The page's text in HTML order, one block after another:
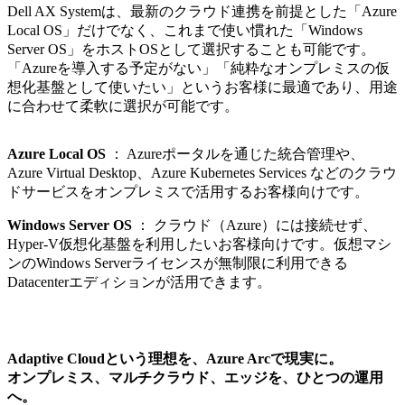
Dell AX Systemは、最新のクラウド連携を前提とした「Azure
Local OS」だけでなく、これまで使い慣れた「Windows
Server OS」をホストOSとして選択することも可能です。
「Azureを導入する予定がない」「純粋なオンプレミスの仮
想化基盤として使いたい」というお客様に最適であり、用途
に合わせて柔軟に選択が可能です。
Azure Local OS ： Azureポータルを通じた統合管理や、
Azure Virtual Desktop、Azure Kubernetes Services などのクラウ
ドサービスをオンプレミスで活用するお客様向けです。
Windows Server OS ： クラウド（Azure）には接続せず、
Hyper-V仮想化基盤を利用したいお客様向けです。仮想マシ
ンのWindows Serverライセンスが無制限に利用できる
Datacenterエディションが活用できます。
Adaptive Cloudという理想を、Azure Arcで現実に。
オンプレミス、マルチクラウド、エッジを、ひとつの運用
へ。